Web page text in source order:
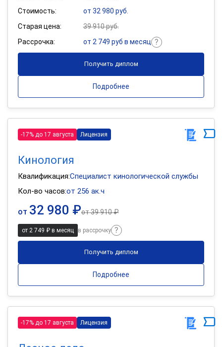
Стоимость:
от 32 980 руб.
Старая цена:
39 910 руб.
Рассрочка:
от 2 749 руб в месяц
Получить диплом
Подробнее
-17% до 17 августа Лицензия
Кинология
Квалификация:Специалист кинологической службы
Кол-во часов:от 256 ак.ч
от 32 980 ₽от39 910 ₽
от 2 749 ₽ в месяц в рассрочку
Получить диплом
Подробнее
-17% до 17 августа Лицензия